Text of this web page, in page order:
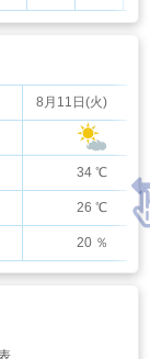
8月11日(火)
34 ℃
26 ℃
20 ％